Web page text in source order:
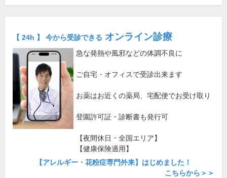
【 24h 】 今から受診できる オンライン診療
急な発熱や風邪などの体調不良に
ご自宅・オフィスで受診出来ます
お薬はお近くの薬局、宅配便でお受け取り
登園許可証・診断書も発行可
【夜間休日・全国エリア】
【健康保険適用】
【アレルギー・花粉症専門外来】はじめました！
こちらから＞＞